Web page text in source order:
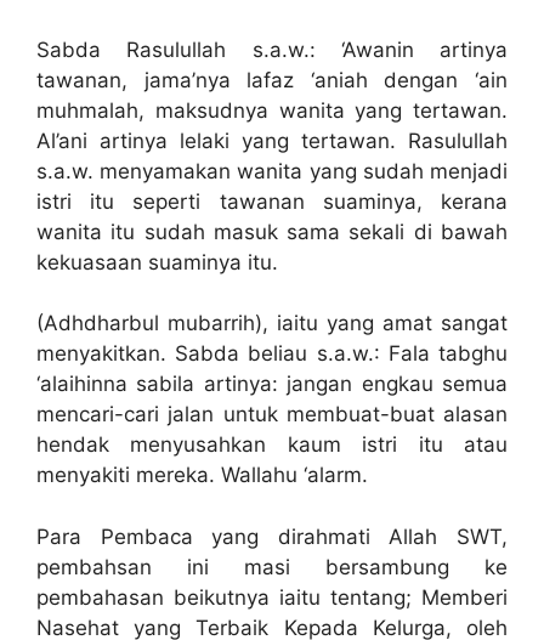
Sabda Rasulullah s.a.w.: ‘Awanin artinya
tawanan, jama’nya lafaz ‘aniah dengan ‘ain
muhmalah, maksudnya wanita yang tertawan.
Al’ani artinya lelaki yang tertawan. Rasulullah
s.a.w. menyamakan wanita yang sudah menjadi
istri itu seperti tawanan suaminya, kerana
wanita itu sudah masuk sama sekali di bawah
kekuasaan suaminya itu.
(Adhdharbul mubarrih), iaitu yang amat sangat
menyakitkan. Sabda beliau s.a.w.: Fala tabghu
‘alaihinna sabila artinya: jangan engkau semua
mencari-cari jalan untuk membuat-buat alasan
hendak menyusahkan kaum istri itu atau
menyakiti mereka. Wallahu ‘alarm.
Para Pembaca yang dirahmati Allah SWT,
pembahsan ini masi bersambung ke
pembahasan beikutnya iaitu tentang; Memberi
Nasehat yang Terbaik Kepada Kelurga, oleh